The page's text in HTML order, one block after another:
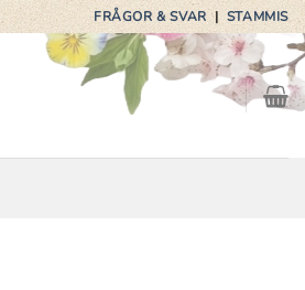
FRÅGOR & SVAR|STAMMIS